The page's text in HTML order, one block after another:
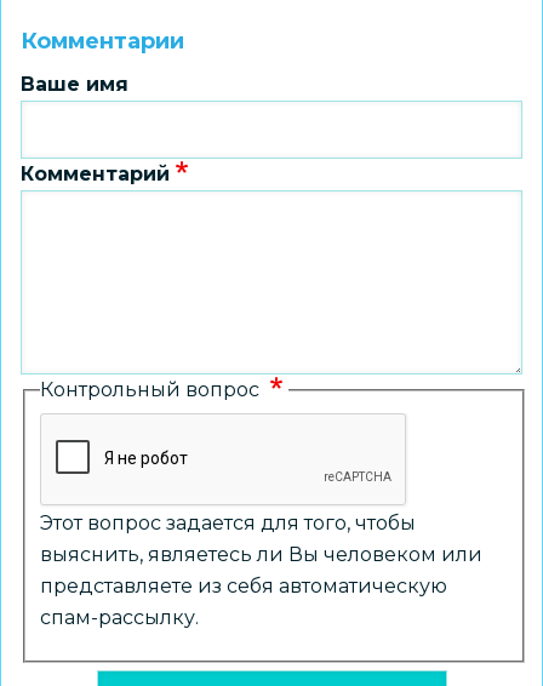
Комментарии
Ваше имя
Комментарий
Контрольный вопрос
Этот вопрос задается для того, чтобы
выяснить, являетесь ли Вы человеком или
представляете из себя автоматическую
спам-рассылку.